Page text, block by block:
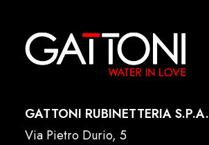
GATTONI RUBINETTERIA S.P.A.
Via Pietro Durio, 5